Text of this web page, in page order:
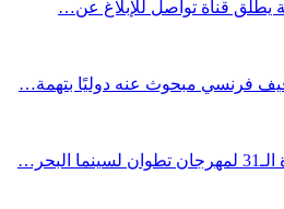
يطلق قناة تواصل للإبلاغ عن…
فرنسي مبحوث عنه دوليًا بتهمة…